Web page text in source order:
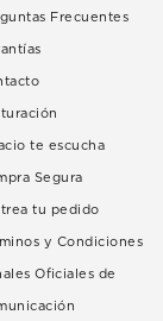
Frecuentes
te escucha
Segura
tu pedido
y Condiciones
Oficiales de